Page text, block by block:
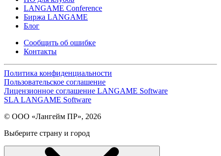
LANGAME Conference
Биржа LANGAME
Блог
Сообщить об ошибке
Контакты
Политика конфиденциальности
Пользовательское соглашение
Лицензионное соглашение LANGAME Software
SLA LANGAME Software
© ООО «Лангейм ПР», 2026
Выберите страну и город